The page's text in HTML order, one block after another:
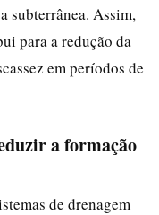
subterrânea. Assim,
para a redução da
em períodos de
a formação
de drenagem